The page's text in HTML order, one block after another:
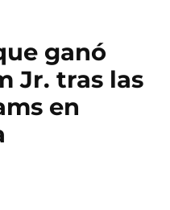
ganó
Jr. tras las
en